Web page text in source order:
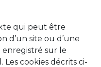
qui peut être
d’un site ou d’une
sur le
cookies décrits ci-